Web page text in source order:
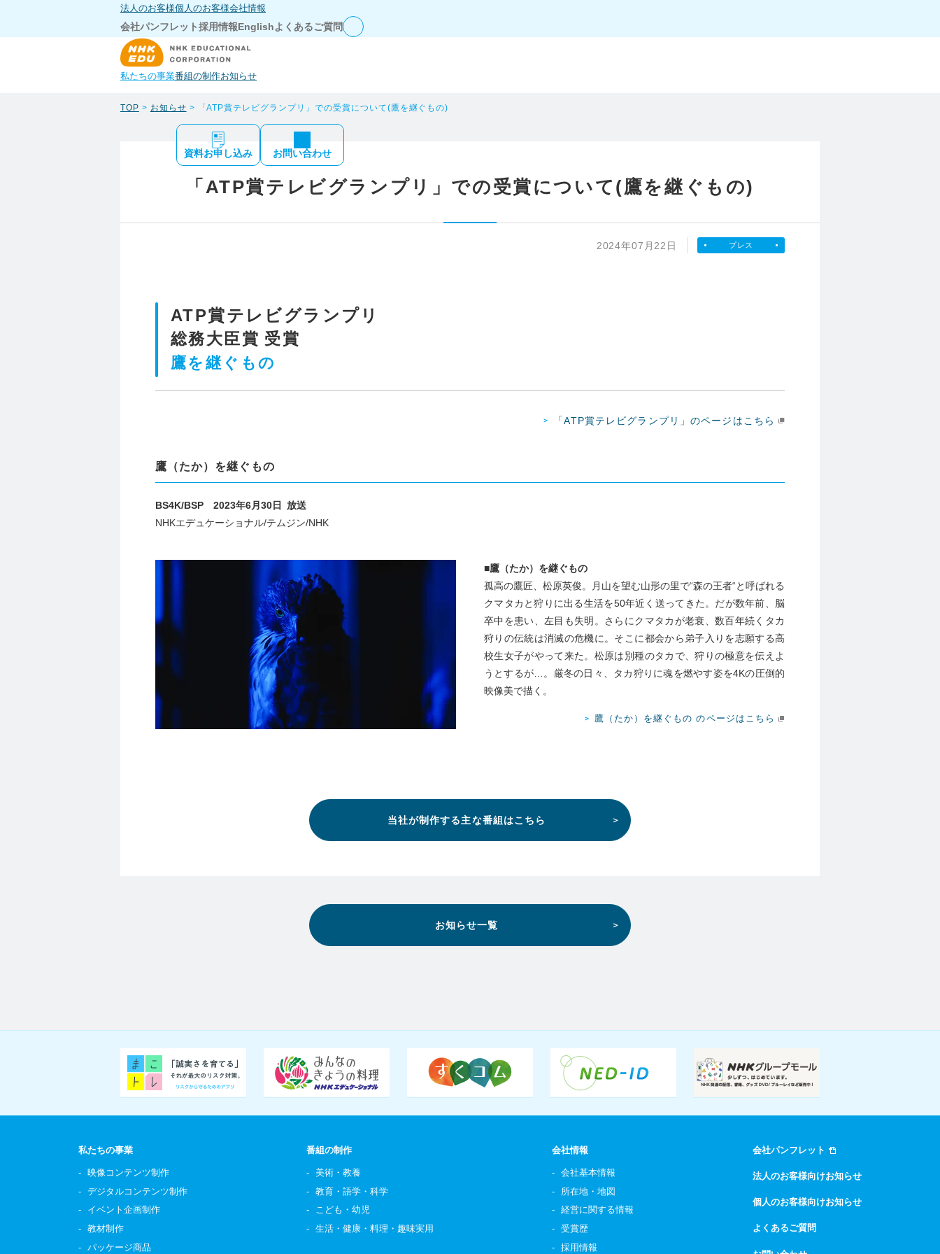
法人のお客様個人のお客様会社情報
会社パンフレット採用情報Englishよくあるご質問
私たちの事業番組の制作お知らせ
資料お申し込み お問い合わせ
TOP > お知らせ > 「ATP賞テレビグランプリ」での受賞について(鷹を継ぐもの)
「ATP賞テレビグランプリ」での受賞について(鷹を継ぐもの)
2024年07月22日 プレス
ATP賞テレビグランプリ
総務大臣賞 受賞
鷹を継ぐもの
「ATP賞テレビグランプリ」のページはこちら
鷹（たか）を継ぐもの
BS4K/BSP 2023年6月30日 放送
NHKエデュケーショナル/テムジン/NHK
■鷹（たか）を継ぐもの
孤高の鷹匠、松原英俊。月山を望む山形の里で“森の王者“と呼ばれる
クマタカと狩りに出る生活を50年近く送ってきた。だが数年前、脳
卒中を患い、左目も失明。さらにクマタカが老衰、数百年続くタカ
狩りの伝統は消滅の危機に。そこに都会から弟子入りを志願する高
校生女子がやって来た。松原は別種のタカで、狩りの極意を伝えよ
うとするが…。厳冬の日々、タカ狩りに魂を燃やす姿を4Kの圧倒的
映像美で描く。
鷹（たか）を継ぐもの のページはこちら
当社が制作する主な番組はこちら
お知らせ一覧
私たちの事業
映像コンテンツ制作
デジタルコンテンツ制作
イベント企画制作
教材制作
パッケージ商品
番組の制作
美術・教養
教育・語学・科学
こども・幼児
生活・健康・料理・趣味実用
会社情報
会社基本情報
所在地・地図
経営に関する情報
受賞歴
採用情報
会社パンフレット
法人のお客様向けお知らせ
個人のお客様向けお知らせ
よくあるご質問